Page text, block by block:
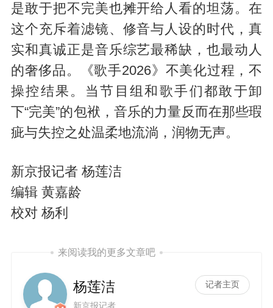
是敢于把不完美也摊开给人看的坦荡。在
这个充斥着滤镜、修音与人设的时代，真
实和真诚正是音乐综艺最稀缺，也最动人
的奢侈品。《歌手2026》不美化过程，不
操控结果。当节目组和歌手们都敢于卸
下“完美”的包袱，音乐的力量反而在那些瑕
疵与失控之处温柔地流淌，润物无声。
新京报记者 杨莲洁
编辑 黄嘉龄
校对 杨利
来阅读我的更多文章吧
杨莲洁
新京报记者
记者主页